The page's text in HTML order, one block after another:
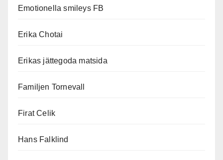
Emotionella smileys FB
Erika Chotai
Erikas jättegoda matsida
Familjen Tornevall
Firat Celik
Hans Falklind